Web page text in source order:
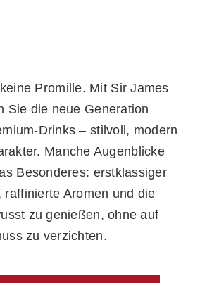
Promille. Mit Sir James
Sie die neue Generation
Drinks – stilvoll, modern
Manche Augenblicke
Besonderes: erstklassiger
raffinierte Aromen und die
zu genießen, ohne auf
zu verzichten.